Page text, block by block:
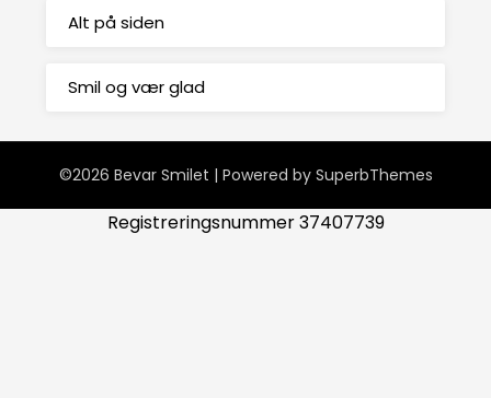
Alt på siden
Smil og vær glad
©2026 Bevar Smilet | Powered by SuperbThemes
Registreringsnummer 37407739